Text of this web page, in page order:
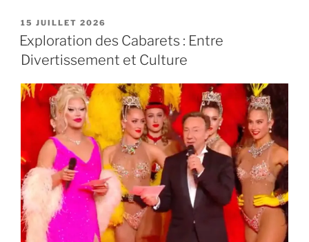
PUBLIÉ
LE
15 JUILLET 2026
Exploration des Cabarets : Entre
Divertissement et Culture